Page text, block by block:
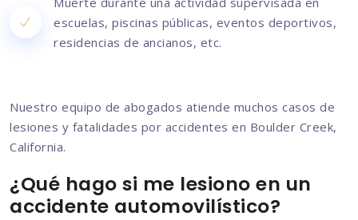
escuelas, piscinas públicas, eventos deportivos,
residencias de ancianos, etc.
Nuestro equipo de abogados atiende muchos casos de
lesiones y fatalidades por accidentes en Boulder Creek,
California.
¿Qué hago si me lesiono en un
accidente automovilístico?